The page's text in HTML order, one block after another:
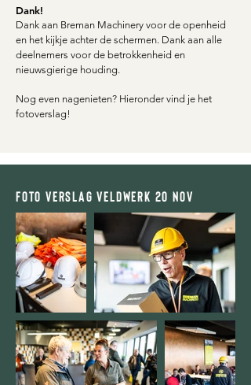
Dank!
Dank aan Breman Machinery voor de openheid
en het kijkje achter de schermen. Dank aan alle
deelnemers voor de betrokkenheid en
nieuwsgierige houding.
Nog even nagenieten? Hieronder vind je het
fotoverslag!
foto verslag veldwerk 20 nov